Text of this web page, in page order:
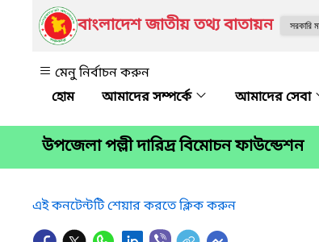
বাংলাদেশ জাতীয় তথ্য বাতায়ন
মেনু নির্বাচন করুন
আমাদের সম্পর্কে
আমাদের সেবা
উপজেলা পল্লী দারিদ্র বিমোচন ফাউন্ডেশন
এই কনটেন্টটি শেয়ার করতে ক্লিক করুন